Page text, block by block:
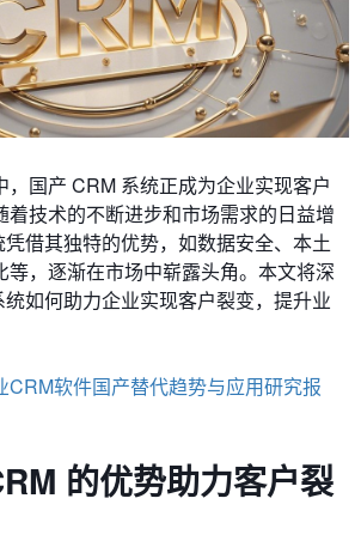
，国产 CRM 系统正成为企业实现客户
着技术的不断进步和市场需求的日益增
借其独特的优势，如数据安全、本土
等，逐渐在市场中崭露头角。本文将深
如何助力企业实现客户裂变，提升业
CRM软件国产替代趋势与应用研究报
的优势助力客户裂